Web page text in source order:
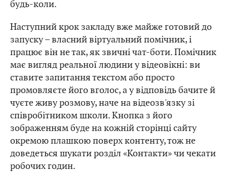
будь-коли.
Наступний крок закладу вже майже готовий до
запуску – власний віртуальний помічник, і
працює він не так, як звичні чат-боти. Помічник
має вигляд реальної людини у відеовікні: ви
ставите запитання текстом або просто
промовляєте його вголос, а у відповідь бачите й
чуєте живу розмову, наче на відеозв'язку зі
співробітником школи. Кнопка з його
зображенням буде на кожній сторінці сайту
окремою плашкою поверх контенту, тож не
доведеться шукати розділ «Контакти» чи чекати
робочих годин.